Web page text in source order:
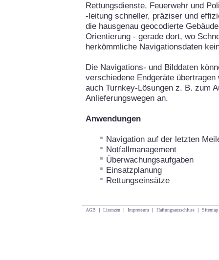
Rettungsdienste, Feuerwehr und
-leitung schneller, präziser und
die hausgenau geocodierte
Orientierung - gerade dort, wo
herkömmliche Navigationsdaten
Die Navigations- und Bilddaten
verschiedene Endgeräte
auch Turnkey-Lösungen z. B. zum
Anlieferungswegen an.
Anwendungen
Navigation auf der letzten
Notfallmanagement
Überwachungsaufgaben
Einsatzplanung
Rettungseinsätze
AGB | Lizenzen | Impressum | Haftungsausschluss | Sitemap